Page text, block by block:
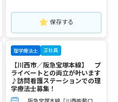
保存する
理学療法士 正社員
【川西市／阪急宝塚本線】 プ
ライベートとの両立が叶います
♪訪問看護ステーションでの理
学療法士募集！